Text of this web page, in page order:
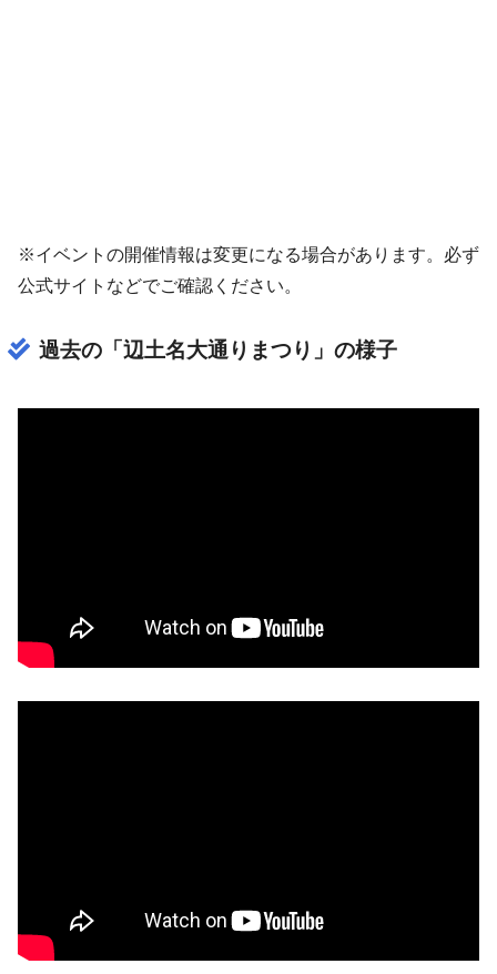
※イベントの開催情報は変更になる場合があります。必ず
公式サイトなどでご確認ください。
過去の「辺土名大通りまつり」の様子